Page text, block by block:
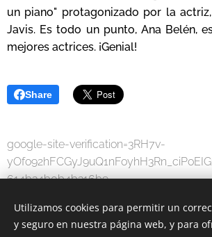
un piano" protagonizado por la
Javis. Es todo un punto, Ana Belén,
mejores actrices. ¡Genial!
Share
google-site-verification=3RH7v-
614b34b0b4b316b9
Utilizamos cookies para permitir un
y seguro en nuestra página web, y para